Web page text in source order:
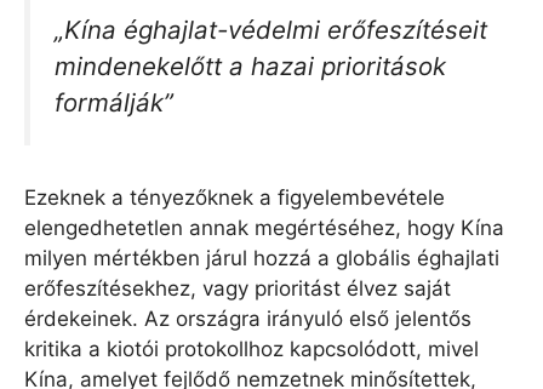
„Kína éghajlat-védelmi erőfeszítéseit
mindenekelőtt a hazai prioritások
formálják”
Ezeknek a tényezőknek a figyelembevétele
elengedhetetlen annak megértéséhez, hogy Kína
milyen mértékben járul hozzá a globális éghajlati
erőfeszítésekhez, vagy prioritást élvez saját
érdekeinek. Az országra irányuló első jelentős
kritika a kiotói protokollhoz kapcsolódott, mivel
Kína, amelyet fejlődő nemzetnek minősítettek,